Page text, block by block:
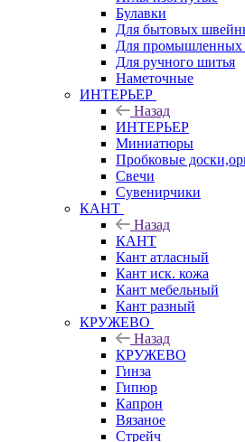
Булавки
Для бытовых
Для
Для ручного шитья
Наметочные
ИНТЕРЬЕР
Назад
ИНТЕРЬЕР
Миниатюры
Пробковые
Свечи
Сувенирчики
КАНТ
Назад
КАНТ
Кант атласный
Кант иск. кожа
Кант мебельный
Кант разный
КРУЖЕВО
Назад
КРУЖЕВО
Гинза
Гипюр
Капрон
Вязаное
Стрейч